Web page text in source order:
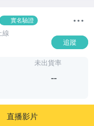
實名驗證
線
追蹤
未出貨率
--
直播影片